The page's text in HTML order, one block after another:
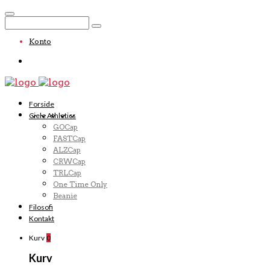
Konto
Forside
Ciele Athletics
GOCap
FASTCap
ALZCap
CRWCap
TRLCap
One Time Only
Beanie
Filosofi
Kontakt
Kurv 0
Kurv